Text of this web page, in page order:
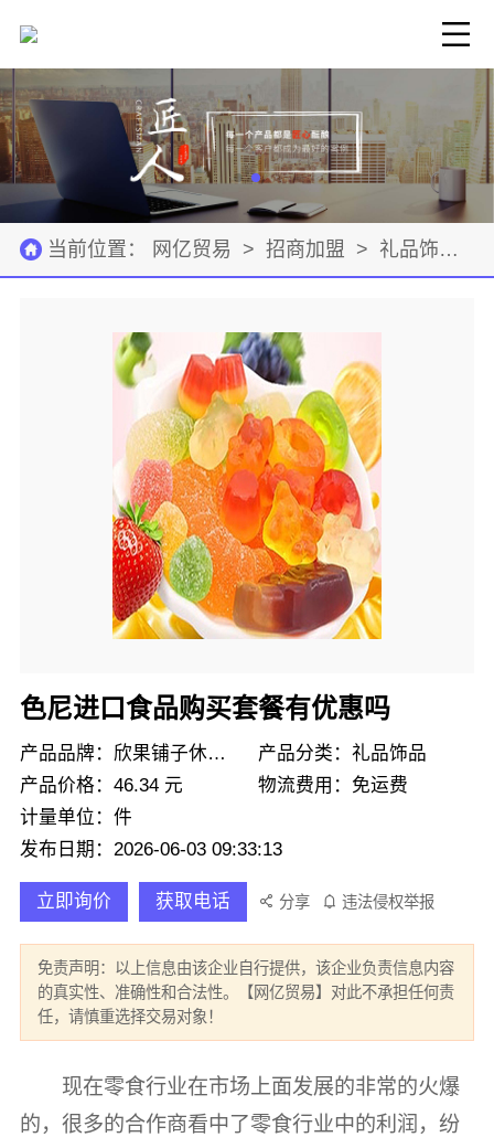
当前位置： 网亿贸易 > 招商加盟 > 礼品饰品
色尼进口食品购买套餐有优惠吗
产品品牌：欣果铺子休闲零食
产品分类：礼品饰品
产品价格：46.34 元
物流费用：免运费
计量单位：件
发布日期：2026-06-03 09:33:13
立即询价 获取电话 分享 违法侵权举报
免责声明：以上信息由该企业自行提供，该企业负责信息内容
的真实性、准确性和合法性。【网亿贸易】对此不承担任何责
任，请慎重选择交易对象！
现在零食行业在市场上面发展的非常的火爆
的，很多的合作商看中了零食行业中的利润，纷